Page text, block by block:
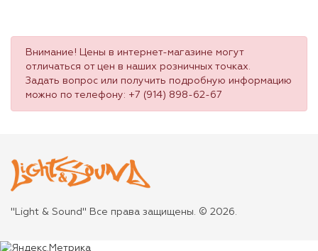
Внимание! Цены в интернет-магазине могут
отличаться от цен в наших розничных точках.
Задать вопрос или получить подробную информацию
можно по телефону: +7 (914) 898-62-67
"Light & Sound" Все права защищены. © 2026.